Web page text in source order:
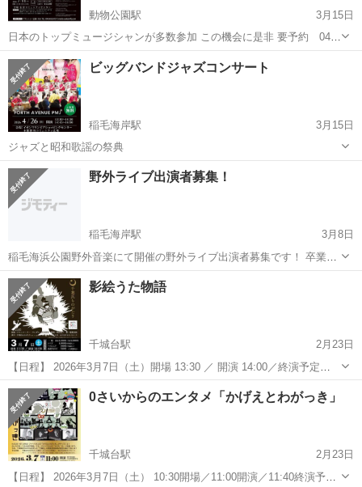
動物公園駅
3月15日
日本のトップミュージシャンが多数参加 この機会に是非 要予約 043-
257-6731 問い合わせ 090-8432-8727(児玉) 入場料 2500-
千葉 千葉市 動物公園駅 コンサート/ショー
ビッグバンド
ビッグバンドジャズコンサート
稲毛海岸駅
3月15日
ジャズと昭和歌謡の祭典
千葉 千葉市 稲毛海岸駅 コンサート/ショー
野外ライブ出演者募集！
稲毛海岸駅
3月8日
稲毛海浜公園野外音楽にて開催の野外ライブ出演者募集です！ 卒業最
後の思い出作りにいかがでしょうか？ 詳細はお問い合わせください！
過去のライブ映像はこちら https://youtu.be/1D2WqAcHGIA...
千葉 千葉市 稲毛海岸駅
影絵うた物語
千城台駅
2月23日
【日程】 2026年3月7日（土）開場 13:30 ／ 開演 14:00／終演予定
15:30・休憩無 【会場】 千葉市若葉文化ホール 【料金】 一般前売
1,500円・当日2,000円 シニア 1,...
千葉 千葉市 千城台駅 コンサート/ショー 影絵
0さいからのエンタメ「かげえとわがっき」
千城台駅
2月23日
【日程】 2026年3月7日（土） 10:30開場／11:00開演／11:40終演予定